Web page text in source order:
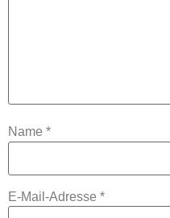
Name *
E-Mail-Adresse *